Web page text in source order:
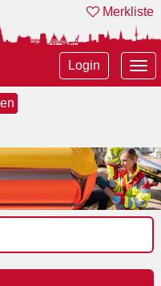
Merkliste
Login